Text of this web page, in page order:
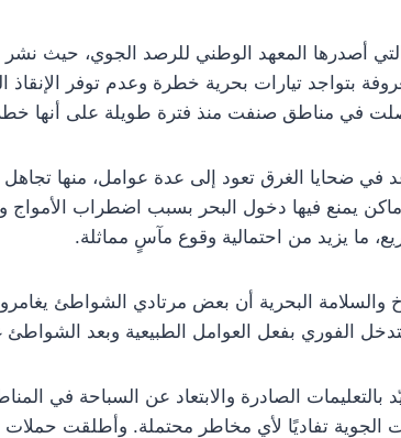
أصدرها المعهد الوطني للرصد الجوي، حيث
تيارات بحرية خطرة وعدم توفر الإنقاذ
في مناطق صنفت منذ فترة طويلة على أنها
ضحايا الغرق تعود إلى عدة عوامل، منها تجاهل
يمنع فيها دخول البحر بسبب اضطراب الأمواج
ما يزيد من احتمالية وقوع مآسٍ مماثلة.
البحرية أن بعض مرتادي الشواطئ
الفوري بفعل العوامل الطبيعية وبعد الشواطئ
الصادرة والابتعاد عن السباحة في
الجوية تفاديًا لأي مخاطر محتملة. وأطلقت